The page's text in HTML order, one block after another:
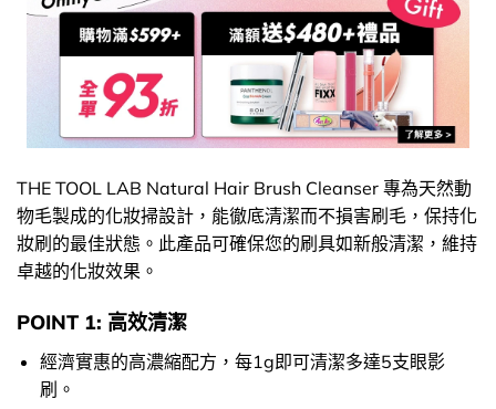
THE TOOL LAB Natural Hair Brush Cleanser 專為天然動
物毛製成的化妝掃設計，能徹底清潔而不損害刷毛，保持化
妝刷的最佳狀態。此產品可確保您的刷具如新般清潔，維持
卓越的化妝效果。
POINT 1: 高效清潔
經濟實惠的高濃縮配方，每1g即可清潔多達5支眼影
刷。